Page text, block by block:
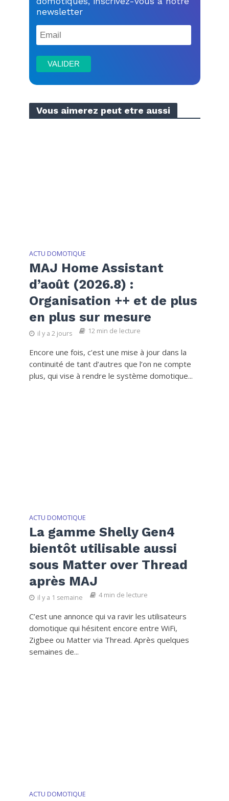
newsletter
Vous aimerez peut etre aussi
ACTU DOMOTIQUE
MAJ Home Assistant
d’août (2026.8) :
Organisation ++ et de plus
en plus sur mesure
il y a 2 jours 12 min de lecture
Encore une fois, c’est une mise à jour dans la
continuité de tant d’autres que l’on ne compte
plus, qui vise à rendre le système domotique...
ACTU DOMOTIQUE
La gamme Shelly Gen4
bientôt utilisable aussi
sous Matter over Thread
après MAJ
il y a 1 semaine 4 min de lecture
C’est une annonce qui va ravir les utilisateurs
domotique qui hésitent encore entre WiFi,
Zigbee ou Matter via Thread. Après quelques
semaines de...
ACTU DOMOTIQUE